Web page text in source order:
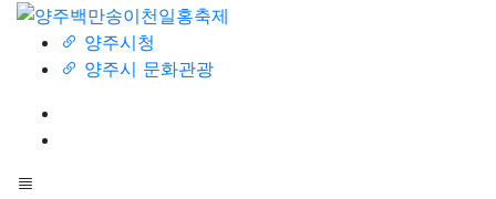
양주시청
양주시 문화관광